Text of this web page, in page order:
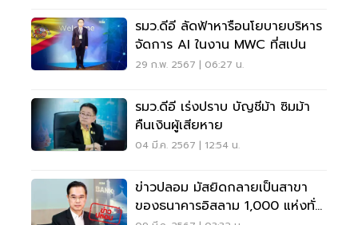
รมว.ดีอี ลัดฟ้าหารือนโยบายบริหาร
จัดการ AI ในงาน MWC ที่สเปน
29 ก.พ. 2567 | 06:27 น.
รมว.ดีอี เร่งปราบ บัญชีม้า ซิมม้า
คืนเงินผู้เสียหาย
04 มี.ค. 2567 | 12:54 น.
ข่าวปลอม มัสยิดกลายเป็นสาขา
ของธนาคารอิสลาม 1,000 แห่งทั่ว